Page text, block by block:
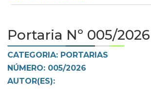
Portaria Nº 005/2026
CATEGORIA: PORTARIAS
NÚMERO: 005/2026
AUTOR(ES):